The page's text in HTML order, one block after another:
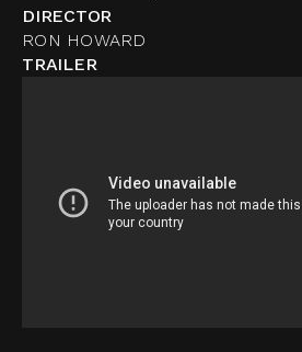
DIRECTOR
RON HOWARD
TRAILER